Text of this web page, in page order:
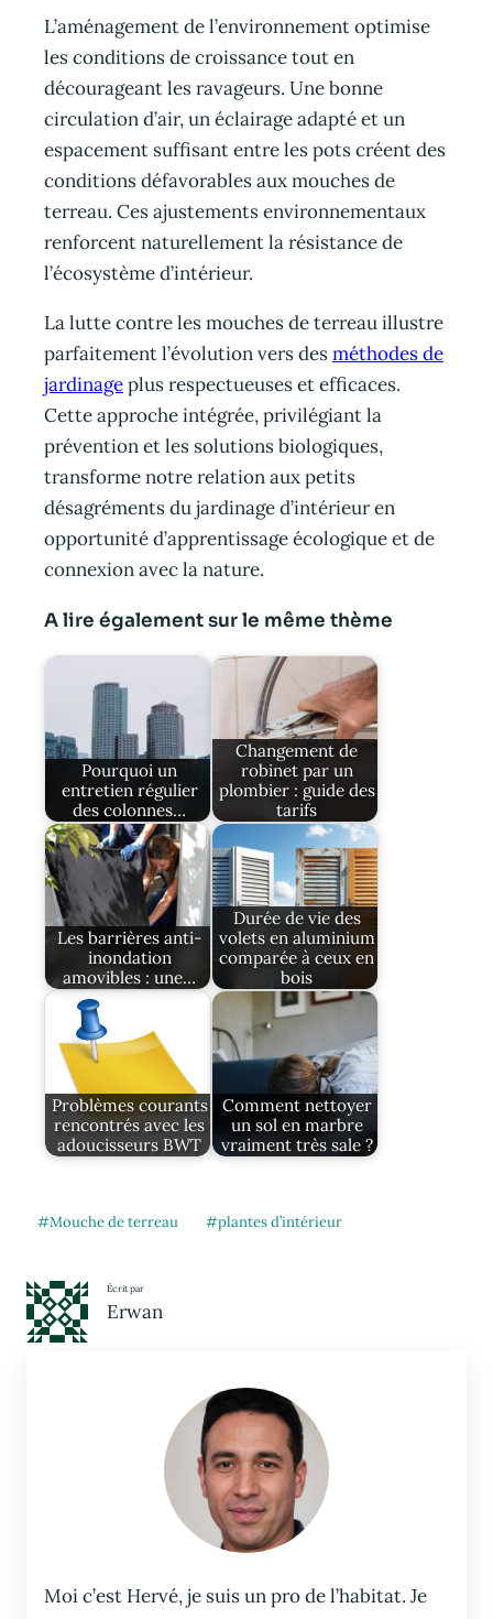
L’aménagement de l’environnement optimise
les conditions de croissance tout en
décourageant les ravageurs. Une bonne
circulation d’air, un éclairage adapté et un
espacement suffisant entre les pots créent des
conditions défavorables aux mouches de
terreau. Ces ajustements environnementaux
renforcent naturellement la résistance de
l’écosystème d’intérieur.
La lutte contre les mouches de terreau illustre
parfaitement l’évolution vers desméthodes de
jardinageplus respectueuses et efficaces.
Cette approche intégrée, privilégiant la
prévention et les solutions biologiques,
transforme notre relation aux petits
désagréments du jardinage d’intérieur en
opportunité d’apprentissage écologique et de
connexion avec la nature.
A lire également sur le même thème
Pourquoi un
entretien régulier
des colonnes…
Changement de
robinet par un
plombier : guide des
tarifs
Les barrières anti-
inondation
amovibles : une…
Durée de vie des
volets en aluminium
comparée à ceux en
bois
Problèmes courants
rencontrés avec les
adoucisseurs BWT
Comment nettoyer
un sol en marbre
vraiment très sale ?
Mouche de terreau plantes d’intérieur
Écrit par
Erwan
Moi c’est Hervé, je suis un pro de l’habitat. Je